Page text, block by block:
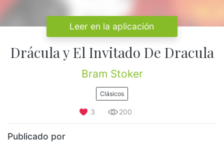
Leer en la aplicación
Drácula y El Invitado De Dracula
Bram Stoker
Clásicos
3 200
Publicado por